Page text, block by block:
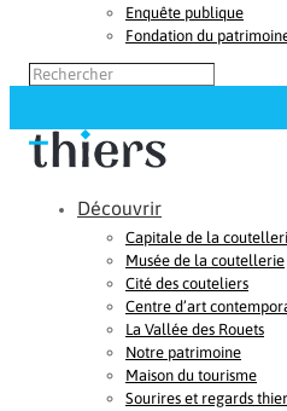
Enquête publique
Fondation du
Découvrir
Capitale de la
Musée de la coutellerie
Cité des couteliers
Centre d’art
La Vallée des Rouets
Notre patrimoine
Maison du tourisme
Sourires et regards